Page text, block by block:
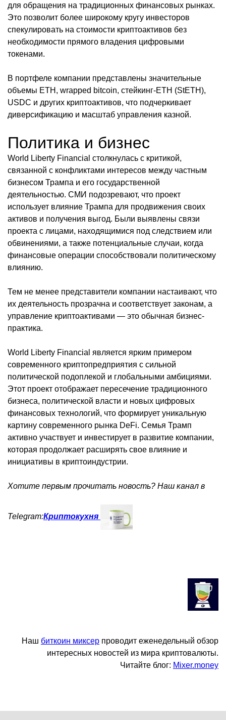
для обращения на традиционных финансовых рынках.
Это позволит более широкому кругу инвесторов
спекулировать на стоимости криптоактивов без
необходимости прямого владения цифровыми
токенами.
В портфеле компании представлены значительные
объемы ETH, wrapped bitcoin, стейкинг-ETH (StETH),
USDC и других криптоактивов, что подчеркивает
диверсификацию и масштаб управления казной.
Политика и бизнес
World Liberty Financial столкнулась с критикой,
связанной с конфликтами интересов между частным
бизнесом Трампа и его государственной
деятельностью. СМИ подозревают, что проект
использует влияние Трампа для продвижения своих
активов и получения выгод. Были выявлены связи
проекта с лицами, находящимися под следствием или
обвинениями, а также потенциальные случаи, когда
финансовые операции способствовали политическому
влиянию.
Тем не менее представители компании настаивают, что
их деятельность прозрачна и соответствует законам, а
управление криптоактивами — это обычная бизнес-
практика.
World Liberty Financial является ярким примером
современного криптопредприятия с сильной
политической подоплекой и глобальными амбициями.
Этот проект отображает пересечение традиционного
бизнеса, политической власти и новых цифровых
финансовых технологий, что формирует уникальную
картину современного рынка DeFi. Семья Трамп
активно участвует и инвестирует в развитие компании,
которая продолжает расширять свое влияние и
инициативы в криптоиндустрии.
Хотите первым прочитать новость? Наш канал в
Telegram:Криптокухня
Наш биткоин миксер проводит еженедельный обзор
интересных новостей из мира криптовалюты.
Читайте блог: Mixer.money